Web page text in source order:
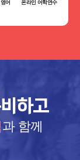
어
온라인 어학연수
하고
과 함께